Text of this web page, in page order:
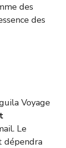
des
des
Voyage
Le
dépendra